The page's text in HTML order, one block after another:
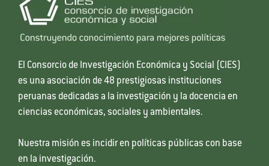
El Consorcio de Investigación Económica y Social (CIES)
es una asociación de 48 prestigiosas instituciones
peruanas dedicadas a la investigación y la docencia en
ciencias económicas, sociales y ambientales.
Nuestra misión es incidir en políticas públicas con base
en la investigación.